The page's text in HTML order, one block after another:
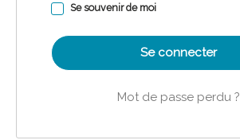
Se souvenir de moi
Se connecter
Mot de passe perdu ?